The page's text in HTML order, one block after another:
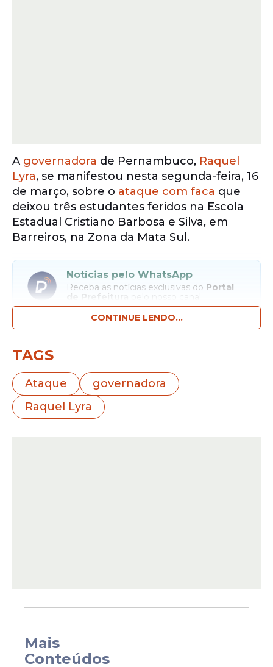
A governadora de Pernambuco, Raquel
Lyra, se manifestou nesta segunda-feira, 16
de março, sobre o ataque com faca que
deixou três estudantes feridos na Escola
Estadual Cristiano Barbosa e Silva, em
Barreiros, na Zona da Mata Sul.
Notícias pelo WhatsApp
Receba as notícias exclusivas do Portal
de Prefeitura
pelo nosso canal.
Entrar no canal
Raquel Lyra afirmou que está
acompanhando pessoalmente todos os
desdobramentos do caso e coordenando,
Segundo ela, “o governo está atuando de
CONTINUE LENDO...
TAGS
Ataque
governadora
Raquel Lyra
Mais
Conteúdos